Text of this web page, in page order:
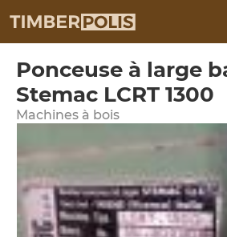
Ponceuse à large
Stemac LCRT 1300
Machines à bois